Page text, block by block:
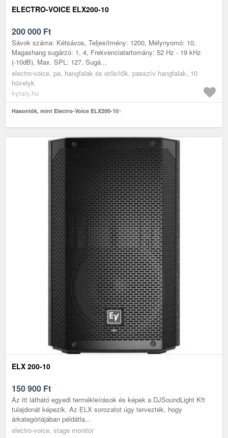
ELECTRO-VOICE ELX200-10
200 000 Ft
Sávok száma: Kétsávos, Teljesítmény: 1200, Mélynyomó: 10,
Magashang sugárzó: 1, 4, Frekvenciatartomány: 52 Hz - 19 kHz
(-10dB), Max. SPL: 127, Sugá...
electro-voice, pa, hangfalak és erősítők, passzív hangfalak, 10
hüvelyk
kytary.hu
Hasonlók, mint Electro-Voice ELX200-10
ELX 200-10
150 900 Ft
Az itt látható egyedi termékleírások és képek a DJSoundLight Kft
tulajdonát képezik. Az ELX sorozatot úgy tervezték, hogy
árkategóriájában példátla...
electro-voice, stage monitor